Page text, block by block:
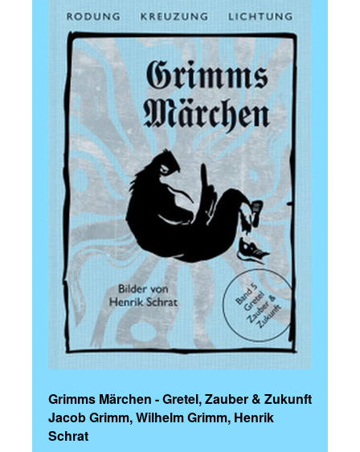
Grimms Märchen - Gretel, Zauber & Zukunft
Jacob Grimm, Wilhelm Grimm, Henrik
Schrat